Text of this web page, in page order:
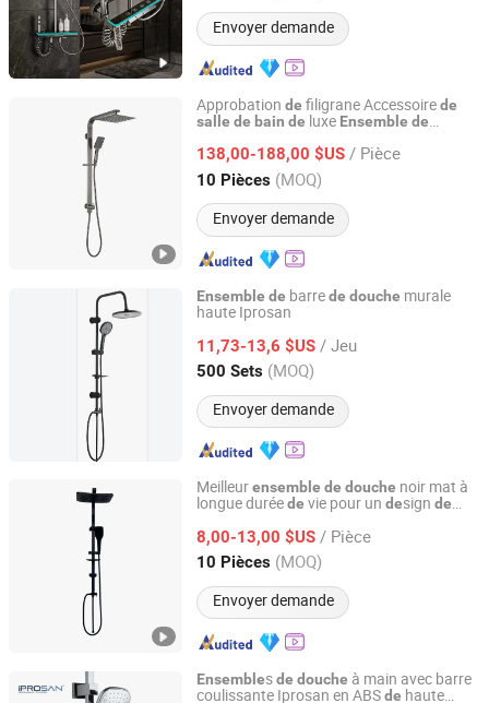
Envoyer demande
Approbation de filigrane Accessoirede
salle de bain de luxe Ensemble de
138,00-188,00 $US / Pièce
10 Pièces (MOQ)
Envoyer demande
Foshan Contop Bathroom Co., Ltd.
Guangdong, China Depuis 2016
Ensemble de barrede douche murale
haute Iprosan
11,73-13,6 $US / Jeu
500 Sets (MOQ)
Envoyer demande
Cixi Lixiang Sanitary Ware Co., Ltd
Zhejiang, China Depuis 2023
Meilleurensemble de douche noir mat à
longue duréede vie pour un design de
8,00-13,00 $US / Pièce
10 Pièces (MOQ)
Envoyer demande
Wenzhou Kelin Sanitary Ware Co., Ltd
Zhejiang, China Depuis 2026
Ensemblesde douche à main avec barre
coulissante Iprosan en ABSde haute